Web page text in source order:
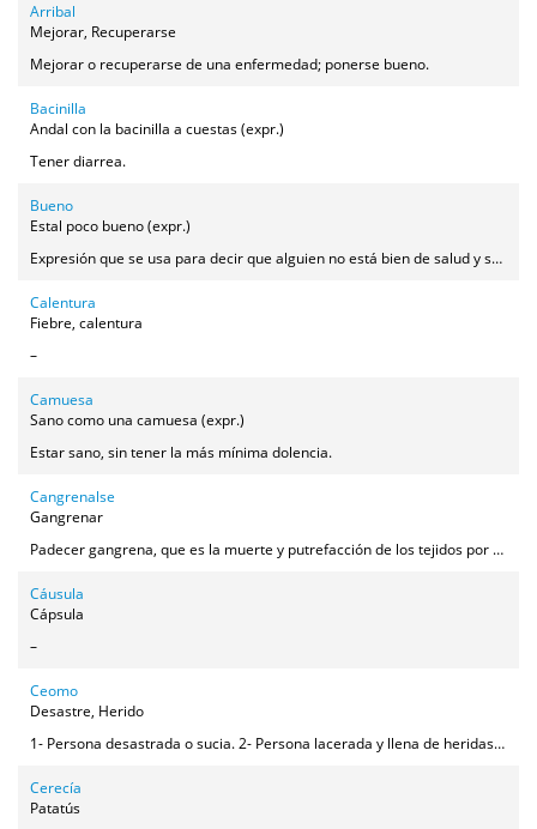
Arribal
Mejorar, Recuperarse
Mejorar o recuperarse de una enfermedad; ponerse bueno.
Bacinilla
Andal con la bacinilla a cuestas (expr.)
Tener diarrea.
Bueno
Estal poco bueno (expr.)
Expresión que se usa para decir que alguien no está bien de salud y se sospecha que lo que tiene es algo que pueda ser grave.
Calentura
Fiebre, calentura
–
Camuesa
Sano como una camuesa (expr.)
Estar sano, sin tener la más mínima dolencia.
Cangrenalse
Gangrenar
Padecer gangrena, que es la muerte y putrefacción de los tejidos por falta de riego sanguíneo.
Cáusula
Cápsula
–
Ceomo
Desastre, Herido
1- Persona desastrada o sucia. 2- Persona lacerada y llena de heridas. 3- Persona poco agraciada físicamente.
Cerecía
Patatús